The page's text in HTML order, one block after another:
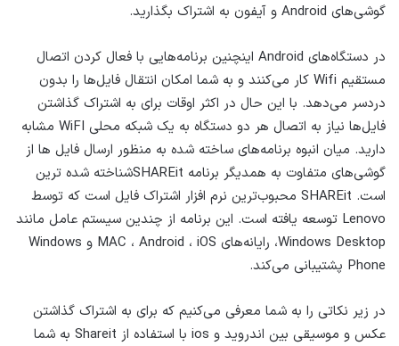
گوشی‌های Android و آیفون به اشتراک بگذارید.
در دستگاه‌های Android اینچنین برنامه‌هایی با فعال کردن اتصال
مستقیم Wifi کار می‌کنند و به شما امکان انتقال فایل‌ها را بدون
دردسر می‌دهد. با این حال در اکثر اوقات برای به اشتراک گذاشتن
فایل‌ها نیاز به اتصال هر دو دستگاه به یک شبکه محلی WiFI مشابه
دارید. میان انبوه برنامه‌های ساخته شده به منظور ارسال فایل ها از
گوشی‌های متفاوت به همدیگر برنامه SHAREitشناخته شده ترین
است. SHAREit محبوب‌ترین نرم افزار اشتراک فایل است که توسط
Lenovo توسعه یافته است. این برنامه از چندین سیستم عامل مانند
Windows Desktop، رایانه‌های MAC ، Android ، iOS و Windows
Phone پشتیبانی می‌کند.
در زیر نکاتی را به شما معرفی می‌کنیم که برای به اشتراک گذاشتن
عکس و موسیقی بین اندروید و ios با استفاده از Shareit به شما